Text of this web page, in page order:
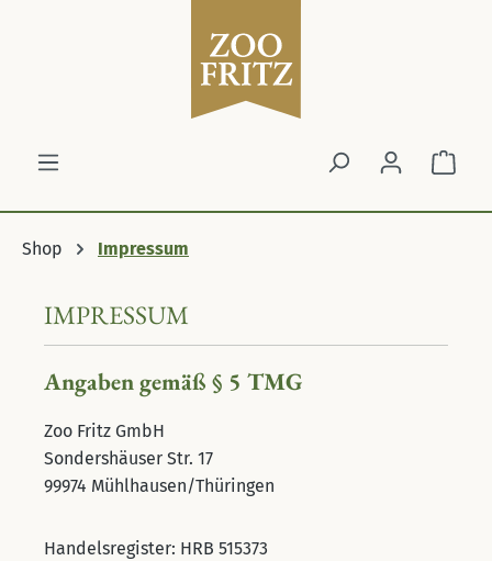
Shop Impressum
IMPRESSUM
Angaben gemäß § 5 TMG
Zoo Fritz GmbH
Sondershäuser Str. 17
99974 Mühlhausen/Thüringen
Handelsregister: HRB 515373